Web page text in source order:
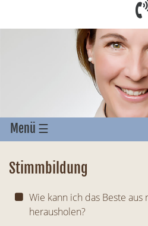
Menü ☰
Stimmbildung
Wie kann ich das Beste
herausholen?